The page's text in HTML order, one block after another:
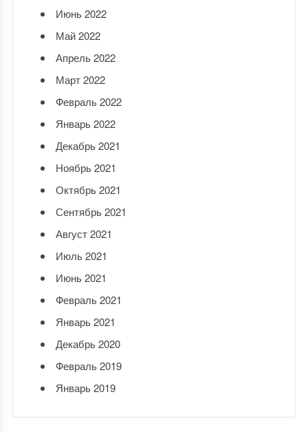
Июнь 2022
Май 2022
Апрель 2022
Март 2022
Февраль 2022
Январь 2022
Декабрь 2021
Ноябрь 2021
Октябрь 2021
Сентябрь 2021
Август 2021
Июль 2021
Июнь 2021
Февраль 2021
Январь 2021
Декабрь 2020
Февраль 2019
Январь 2019